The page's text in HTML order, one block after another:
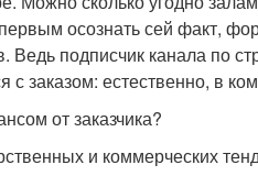
первым осознать сей факт,
подписчик канала по
с заказом: естественно, в
от заказчика?
и коммерческих